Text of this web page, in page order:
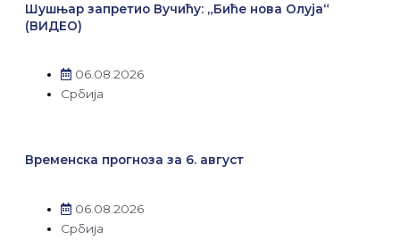
Шушњар запретио Вучићу: „Биће нова Олуја“
(ВИДЕО)
06.08.2026
Србија
Временска прогноза за 6. август
06.08.2026
Србија